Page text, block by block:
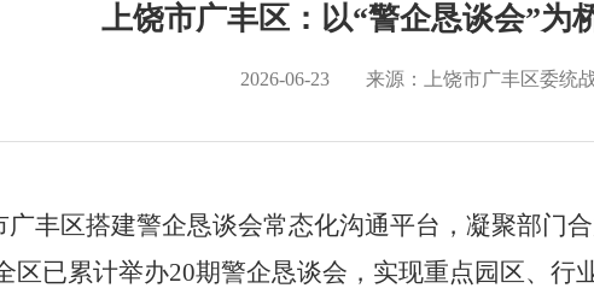
上饶市广丰区：以“警企恳谈会”为
2026-06-23 来源：上饶市广丰区委统
广丰区搭建警企恳谈会常态化沟通平台，凝聚部门
区已累计举办20期警企恳谈会，实现重点园区、行